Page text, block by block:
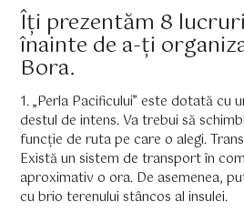
Îți prezentăm 8
înainte de a-ți
Bora.
1. „Perla Pacificului” este dotată
destul de intens. Va trebui să
funcție de ruta pe care o alegi.
Există un sistem de transport în
aproximativ o ora. De asemenea,
cu brio terenului stâncos al insulei.